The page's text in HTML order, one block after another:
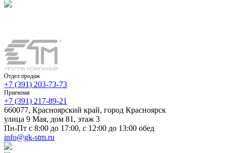
Отдел продаж
+7 (391) 203-73-73
Приемная
+7 (391) 217-89-21
660077, Красноярский край, город Красноярск
улица 9 Мая, дом 81, этаж 3
Пн-Пт с 8:00 до 17:00, с 12:00 до 13:00 обед
info@gk-stm.ru